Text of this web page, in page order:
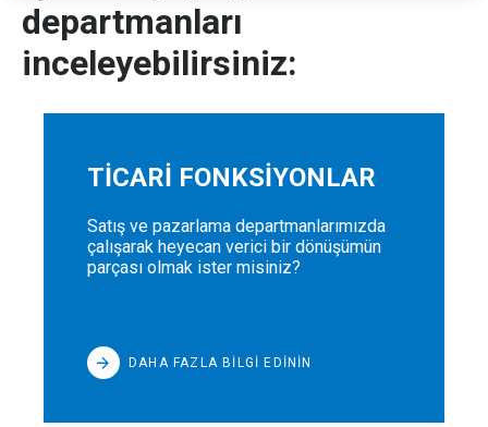
departmanları
inceleyebilirsiniz:
TİCARİ FONKSİYONLAR
Satış ve pazarlama departmanlarımızda
çalışarak heyecan verici bir dönüşümün
parçası olmak ister misiniz?
DAHA FAZLA BİLGİ EDİNİN